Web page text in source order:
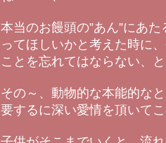
本当のお饅頭の”あん”にあ
ってほしいかと考えた時に
ことを忘れてはならない、
その～、動物的な本能的な
要するに深い愛情を頂いて